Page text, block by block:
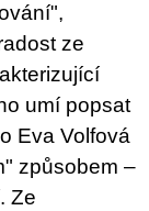
ze
umí popsat
Eva Volfová
způsobem –
Ze